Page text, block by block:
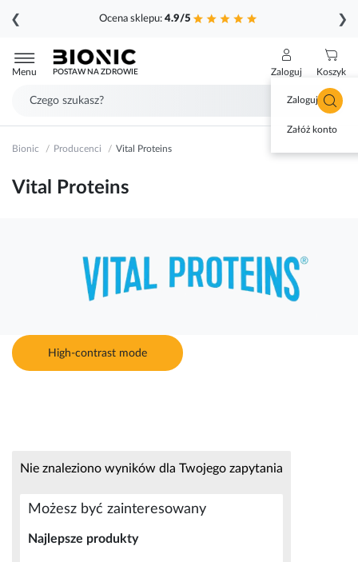
Ocena sklepu: 4.9/5
❮ ❯
do
treści
Menu POSTAW NA ZDROWIE Zaloguj
Zaloguj się
Załóż konto
Koszyk
Bionic Producenci Vital Proteins
Vital Proteins
High-contrast mode
Nie znaleziono wyników dla Twojego zapytania
Możesz być zainteresowany
Najlepsze produkty